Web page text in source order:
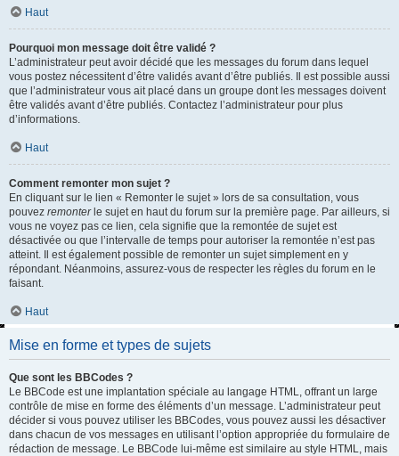
Haut
Pourquoi mon message doit être validé ?
L’administrateur peut avoir décidé que les messages du forum dans lequel
vous postez nécessitent d’être validés avant d’être publiés. Il est possible aussi
que l’administrateur vous ait placé dans un groupe dont les messages doivent
être validés avant d’être publiés. Contactez l’administrateur pour plus
d’informations.
Haut
Comment remonter mon sujet ?
En cliquant sur le lien « Remonter le sujet » lors de sa consultation, vous
pouvez remonterle sujet en haut du forum sur la première page. Par ailleurs, si
vous ne voyez pas ce lien, cela signifie que la remontée de sujet est
désactivée ou que l’intervalle de temps pour autoriser la remontée n’est pas
atteint. Il est également possible de remonter un sujet simplement en y
répondant. Néanmoins, assurez-vous de respecter les règles du forum en le
faisant.
Haut
Mise en forme et types de sujets
Que sont les BBCodes ?
Le BBCode est une implantation spéciale au langage HTML, offrant un large
contrôle de mise en forme des éléments d’un message. L’administrateur peut
décider si vous pouvez utiliser les BBCodes, vous pouvez aussi les désactiver
dans chacun de vos messages en utilisant l’option appropriée du formulaire de
rédaction de message. Le BBCode lui-même est similaire au style HTML, mais